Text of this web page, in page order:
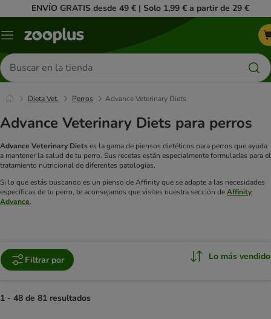
ENVÍO GRATIS desde 49 € | Solo 1,99 € a partir de 29 €
Menú
Buscar
productos
Dieta Vet. Perros Advance Veterinary Diets
Advance Veterinary Diets para perros
Advance Veterinary Dietses la gama de piensos dietéticos para perros que ayuda
a mantener la salud de tu perro. Sus recetas están especialmente formuladas para el
tratamiento nutricional de diferentes patologías.
Si lo que estás buscando es un pienso de Affinity que se adapte a las necesidades
específicas de tu perro, te aconsejamos que visites nuestra sección deAffinity
Advance.
Filtrar por Lo más vendido
1 - 48 de 81 resultados